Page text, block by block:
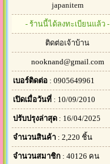
japanitem
- ร้านนี้ได้ลงทะเบียนแล้ว -
ติดต่อเจ้าบ้าน
nooknand@gmail.com
เบอร์ติดต่อ : 0905649961
เปิดเมื่อวันที่ : 10/09/2010
ปรับปรุงล่าสุด : 16/04/2025
จำนวนสินค้า : 2,220 ชิ้น
จำนวนสมาชิก : 40126 คน